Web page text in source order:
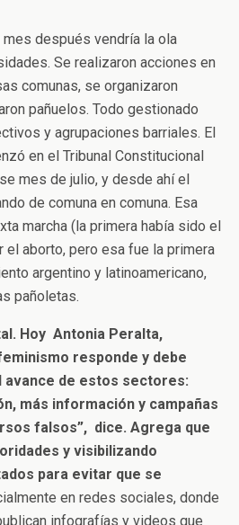
mes después vendría la ola
Se realizaron acciones en
comunas, se organizaron
pañuelos. Todo gestionado
y agrupaciones barriales. El
en el Tribunal Constitucional
mes de julio, y desde ahí el
de comuna en comuna. Esa
marcha (la primera había sido el
el aborto, pero esa fue la primera
argentino y latinoamericano,
pañoletas.
Hoy Antonia Peralta,
responde y debe
avance de estos sectores:
más información y campañas
falsos”, dice. Agrega que
y visibilizando
para evitar que se
en redes sociales, donde
infografías y videos que